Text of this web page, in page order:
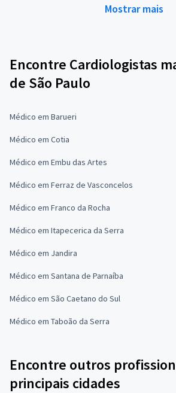
Mostrar mais
Encontre Cardiologistas
de São Paulo
Médico em Barueri
Médico em Cotia
Médico em Embu das Artes
Médico em Ferraz de Vasconcelos
Médico em Franco da Rocha
Médico em Itapecerica da Serra
Médico em Jandira
Médico em Santana de Parnaíba
Médico em São Caetano do Sul
Médico em Taboão da Serra
Encontre outros
principais cidades